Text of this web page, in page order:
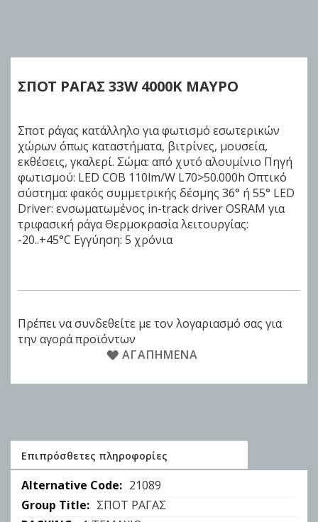
beginning
the
ΣΠΟΤ ΡΑΓΑΣ 33W4000K ΜΑΥΡΟ
Σποτ ράγας κατάλληλο για φωτισμό εσωτερικών
χώρων όπως καταστήματα, βιτρίνες, μουσεία,
εκθέσεις, γκαλερί. Σώμα: από χυτό αλουμίνιο Πηγή
φωτισμού: LED COB 110lm/W L70>50.000h Οπτικό
σύστημα: φακός συμμετρικής δέσμης 36° ή 55° LED
Driver: ενσωματωμένος in-track driver OSRAM για
τριφασική ράγα Θερμοκρασία λειτουργίας:
-20..+45°C Εγγύηση: 5 χρόνια
Πρέπει να συνδεθείτε με τον λογαριασμό σας για
την αγορά προϊόντων
ΑΓΑΠΗΜΈΝΑ
Επιπρόσθετες πληροφορίες
Επιπρόσθετες
πληροφορίες
21089
ΣΠΟΤ ΡΑΓΑΣ